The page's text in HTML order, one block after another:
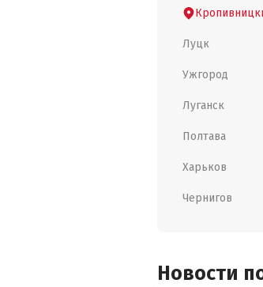
Луцк
Ужгород
Луганск
Полтава
Харьков
Чернигов
Новости